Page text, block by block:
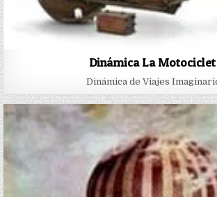
Dinámica La
Dinámica de Viajes